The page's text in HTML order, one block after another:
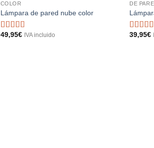
COLOR
Lámpara de pared nube color
Valorado
49,95€ IVA incluido
DE
39,95€